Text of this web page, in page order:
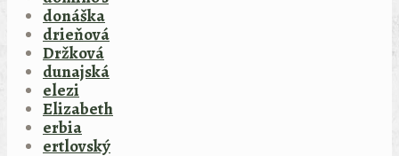
donáška
drieňová
Držková
dunajská
elezi
Elizabeth
erbia
ertlovský